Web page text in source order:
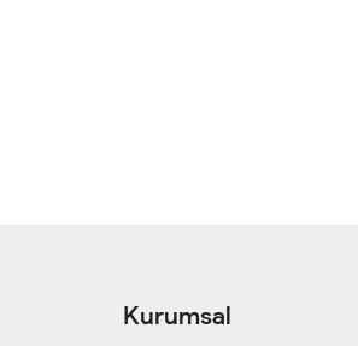
Kurumsal